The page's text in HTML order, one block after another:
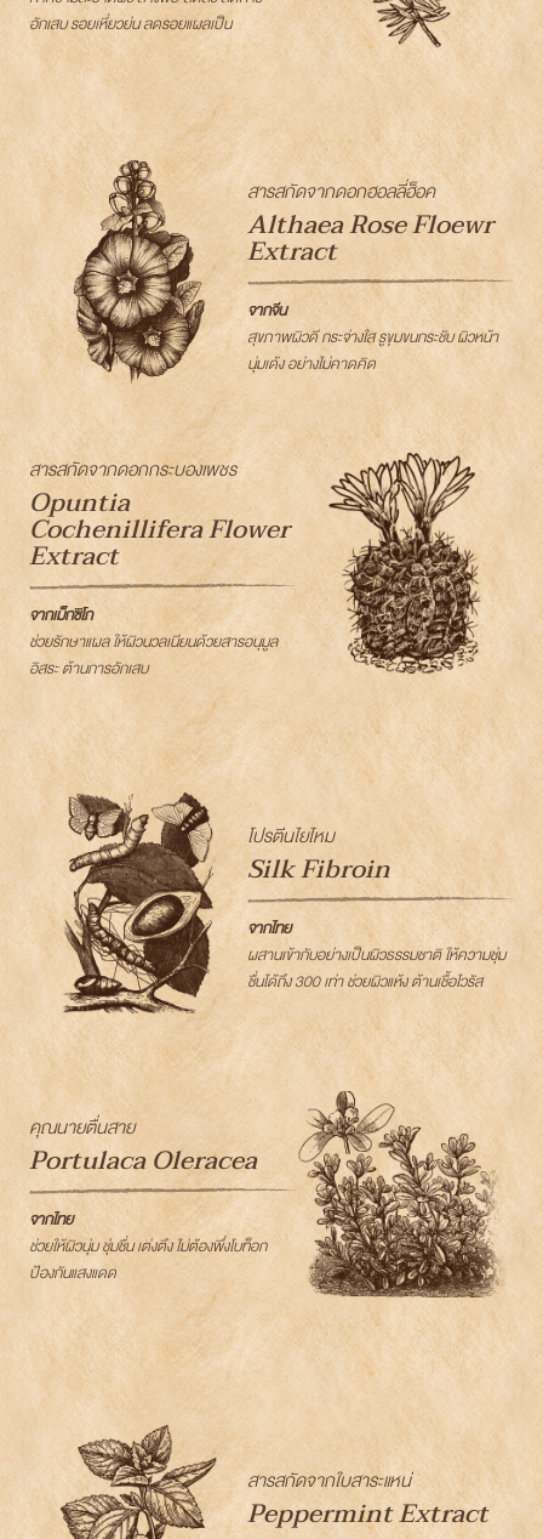
อักเสบ รอยเหี่ยวย่น ลดรอยแผลเป็น
สารสกัดจากดอกฮอลลี่ฮ็อค
Althaea Rose Floewr
Extract
จากจีน
สุขภาพผิวดี กระจ่างใส รูขุมขนกระชับ ผิวหน้า
นุ่มเด้ง อย่างไม่คาดคิด
สารสกัดจากดอกกระบองเพชร
Opuntia
Cochenillifera Flower
Extract
จากเม็กซิโก
ช่วยรักษาแผล ให้ผิวนวลเนียนด้วยสารอนุมูล
อิสระ ต้านการอักเสบ
โปรตีนไยไหม
Silk Fibroin
จากไทย
ผสานเข้ากับอย่างเป็นผิวธรรมชาติ ให้ความชุ่ม
ชื่นได้ถึง 300 เท่า ช่วยผิวแห้ง ต้านเชื้อไวรัส
คุณนายตื่นสาย
Portulaca Oleracea
จากไทย
ช่วยให้ผิวนุ่ม ชุ่มชื่น เต่งตึง ไม่ต้องพึ่งโบท็อก
ป้องกันแสงแดด
สารสกัดจากใบสาระแหน่
Peppermint Extract